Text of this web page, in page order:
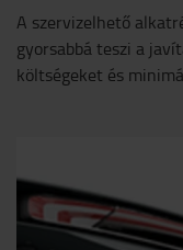
A szervizelhető
gyorsabbá teszi a
költségeket és